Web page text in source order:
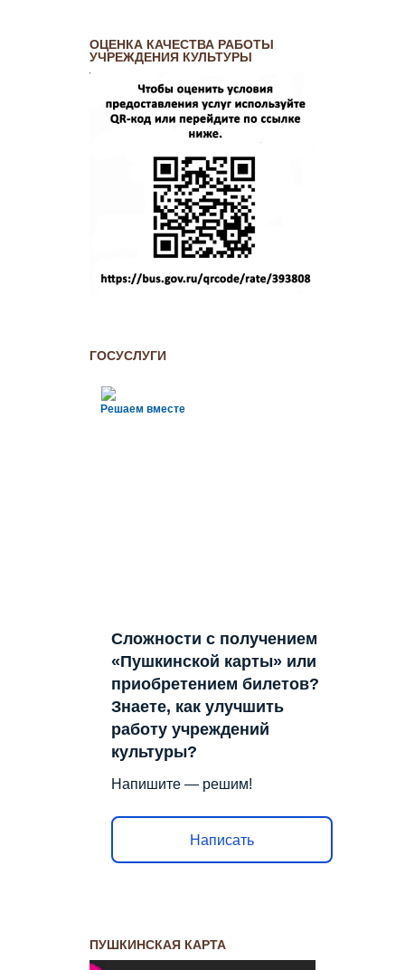
ОЦЕНКА КАЧЕСТВА РАБОТЫ
УЧРЕЖДЕНИЯ КУЛЬТУРЫ
ГОСУСЛУГИ
Решаем вместе
Сложности с получением
«Пушкинской карты» или
приобретением билетов?
Знаете, как улучшить
работу учреждений
культуры?
Напишите — решим!
Написать
ПУШКИНСКАЯ КАРТА